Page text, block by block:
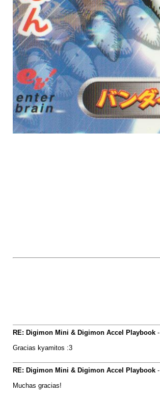
RE: Digimon Mini & Digimon Accel Playbook-
Gracias kyamitos :3
RE: Digimon Mini & Digimon Accel Playbook-
Muchas gracias!